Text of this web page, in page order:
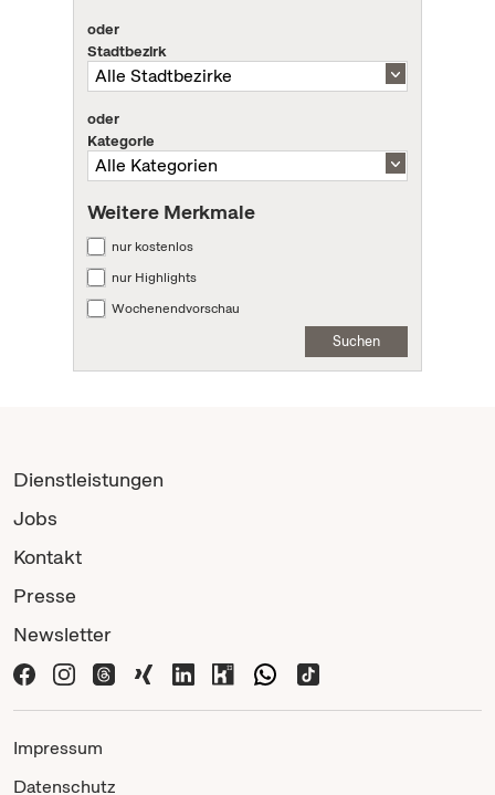
oder
Stadtbezirk
oder
Kategorie
Weitere Merkmale
nur kostenlos
nur Highlights
Wochenendvorschau
Suchen
Dienstleistungen
Jobs
Kontakt
Presse
Newsletter
Impressum
Datenschutz